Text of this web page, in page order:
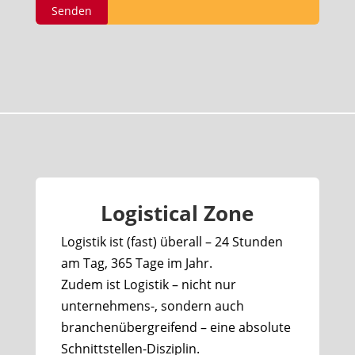
Logistical Zone
Logistik ist (fast) überall – 24 Stunden
am Tag, 365 Tage im Jahr.
Zudem ist Logistik – nicht nur
unternehmens-, sondern auch
branchenübergreifend – eine absolute
Schnittstellen-Disziplin.